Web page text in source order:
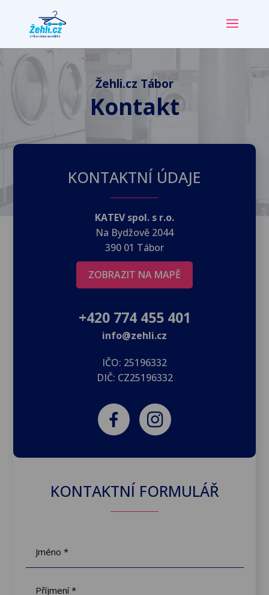
Žehli.cz Tábor
Kontakt
KONTAKTNÍ ÚDAJE
KATEV spol. s r.o.
Na Bydžově 2044
390 01 Tábor
ZOBRAZIT NA MAPĚ
+420 774 455 401
info@zehli.cz
IČO: 25196332
DIČ: CZ25196332
KONTAKTNÍ FORMULÁŘ